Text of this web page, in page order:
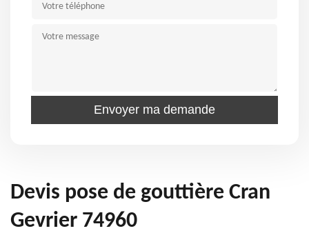
Devis pose de gouttière Cran
Gevrier 74960